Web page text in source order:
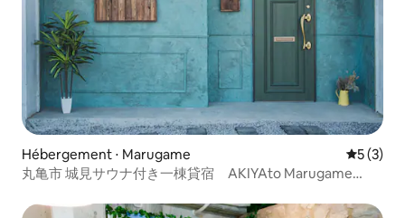
Hébergement ⋅ Marugame
5 (3)
丸亀市 城見サウナ付き一棟貸宿 AKIYAto Marugame